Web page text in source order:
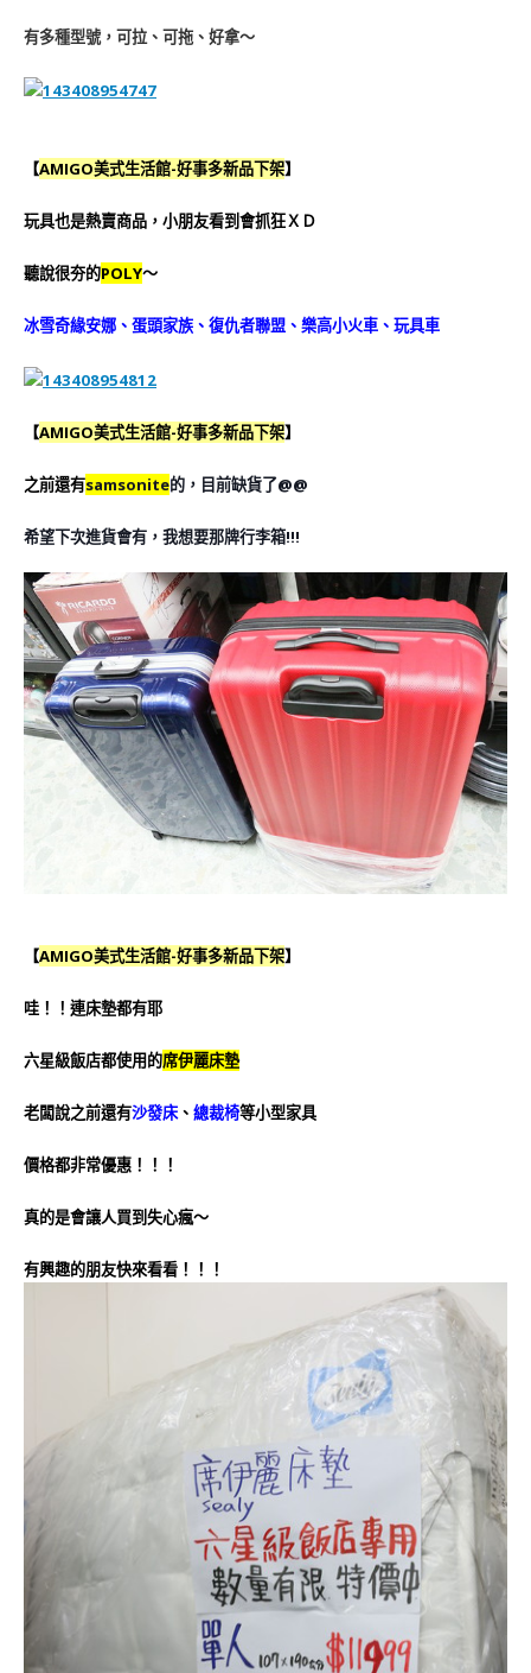
有多種型號，可拉、可拖、好拿～
【AMIGO美式生活館-好事多新品下架】
玩具也是熱賣商品，小朋友看到會抓狂ＸＤ
聽說很夯的POLY～
冰雪奇緣安娜、蛋頭家族、復仇者聯盟、樂高小火車、玩具車
【AMIGO美式生活館-好事多新品下架】
之前還有samsonite的，目前缺貨了@@
希望下次進貨會有，我想要那牌行李箱!!!
【AMIGO美式生活館-好事多新品下架】
哇！！連床墊都有耶
六星級飯店都使用的席伊麗床墊
老闆說之前還有沙發床、 總裁椅等小型家具
價格都非常優惠！！！
真的是會讓人買到失心瘋～
有興趣的朋友快來看看！！！